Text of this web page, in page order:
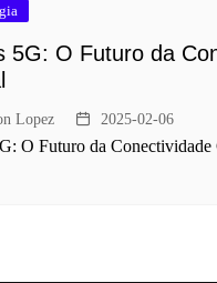
5G: O Futuro da
Lopez 2025-02-06
O Futuro da Conectividade